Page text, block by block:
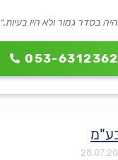
053-6312362
בסדר גמור ולא היו בעיות.״